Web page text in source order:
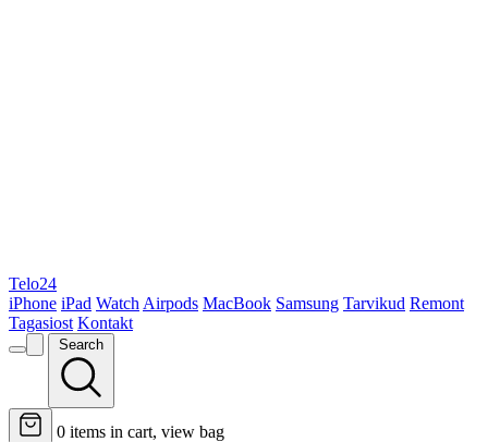
Telo24
iPhone iPad Watch Airpods MacBook Samsung Tarvikud Remont
Tagasiost Kontakt
Search
0 items in cart, view bag